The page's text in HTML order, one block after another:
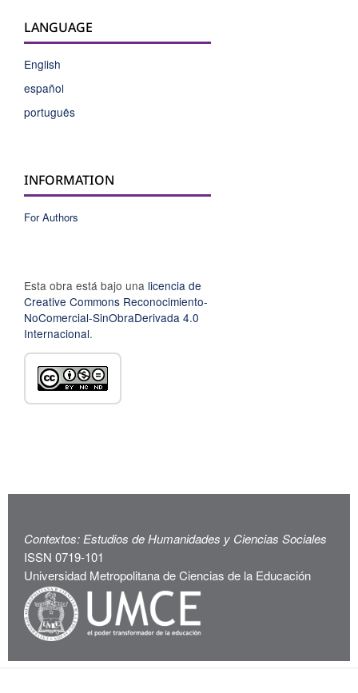
LANGUAGE
English
español
português
INFORMATION
For Authors
Esta obra está bajo una licencia de
Creative Commons Reconocimiento-
NoComercial-SinObraDerivada 4.0
Internacional.
Contextos: Estudios de Humanidades y Ciencias Sociales
ISSN 0719-101
Universidad Metropolitana de Ciencias de la Educación